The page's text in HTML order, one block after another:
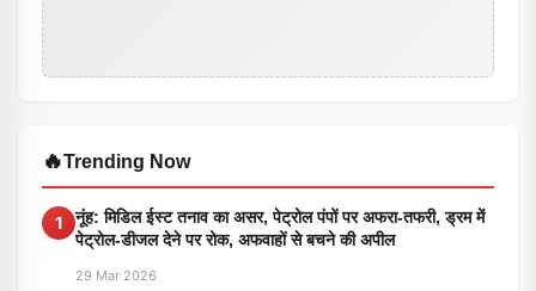
🔥Trending Now
1
नूंह: मिडिल ईस्ट तनाव का असर, पेट्रोल पंपों पर अफरा-तफरी, ड्रम में
पेट्रोल-डीजल देने पर रोक, अफवाहों से बचने की अपील
29 Mar 2026